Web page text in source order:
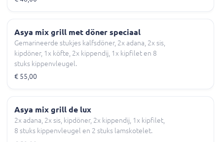
Asya mix grill met döner speciaal
Gemarineerde stukjes kalfsdöner, 2x adana, 2x sis,
kipdöner, 1x köfte, 2x kippendij, 1x kipfilet en 8
stuks kippenvleugel.
€ 55,00
Asya mix grill de lux
2x adana, 2x sis, kipdöner, 2x kippendij, 1x kipfilet,
8 stuks kippenvleugel en 2 stuks lamskotelet.